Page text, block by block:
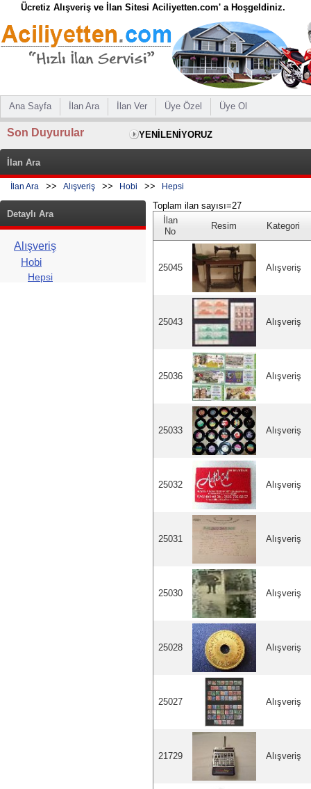
Ücretiz Alışveriş ve İlan Sitesi Aciliyetten.com' a Hoşgeldiniz.
Ana Sayfa İlan Ara İlan Ver Üye Özel Üye Ol
Son Duyurular YENİLENİYORUZ
İlan Ara
İlan Ara >> Alışveriş >> Hobi >> Hepsi
Detaylı Ara
Alışveriş
Hobi
Hepsi
Toplam ilan sayısı=27
İlan
No
Resim Kategori
25045 Alışveriş
25043 Alışveriş
25036 Alışveriş
25033 Alışveriş
25032 Alışveriş
25031 Alışveriş
25030 Alışveriş
25028 Alışveriş
25027 Alışveriş
21729 Alışveriş